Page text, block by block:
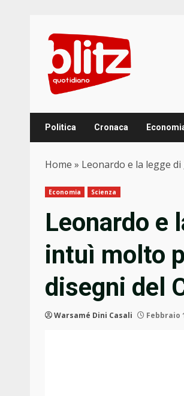
content
Politica Cronaca
Home » Leonardo e la legge
Economia Scienza
Leonardo e
intuì molto
disegni del
Warsamé Dini Casali Febbraio